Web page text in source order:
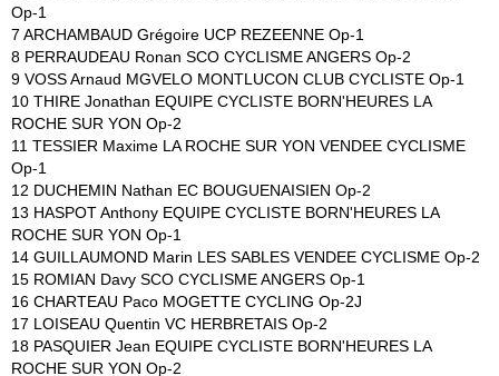
Op-1
7 ARCHAMBAUD Grégoire UCP REZEENNE Op-1
8 PERRAUDEAU Ronan SCO CYCLISME ANGERS Op-2
9 VOSS Arnaud MGVELO MONTLUCON CLUB CYCLISTE Op-1
10 THIRE Jonathan EQUIPE CYCLISTE BORN'HEURES LA
ROCHE SUR YON Op-2
11 TESSIER Maxime LA ROCHE SUR YON VENDEE CYCLISME
Op-1
12 DUCHEMIN Nathan EC BOUGUENAISIEN Op-2
13 HASPOT Anthony EQUIPE CYCLISTE BORN'HEURES LA
ROCHE SUR YON Op-1
14 GUILLAUMOND Marin LES SABLES VENDEE CYCLISME Op-2
15 ROMIAN Davy SCO CYCLISME ANGERS Op-1
16 CHARTEAU Paco MOGETTE CYCLING Op-2J
17 LOISEAU Quentin VC HERBRETAIS Op-2
18 PASQUIER Jean EQUIPE CYCLISTE BORN'HEURES LA
ROCHE SUR YON Op-2